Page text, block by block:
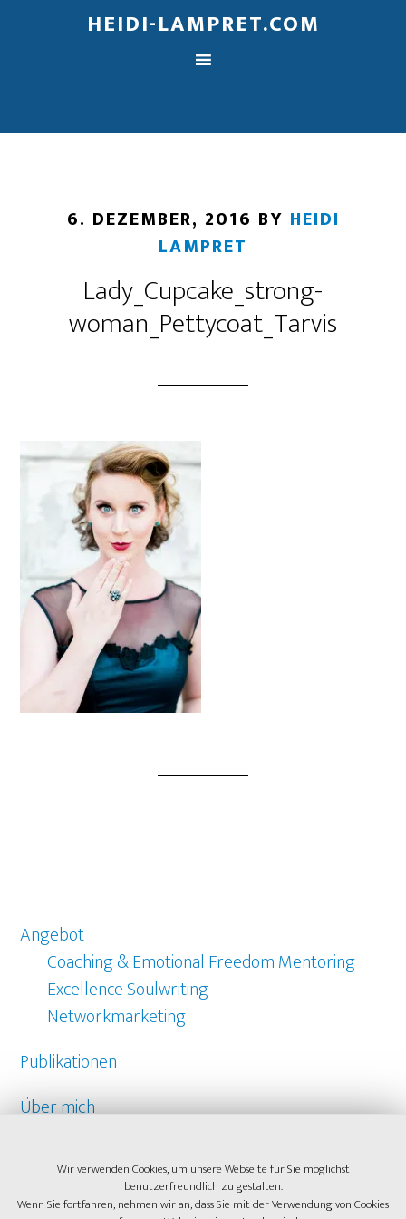
HEIDI-LAMPRET.COM
6. DEZEMBER, 2016 BY HEIDI
LAMPRET
Lady_Cupcake_strong-
woman_Pettycoat_Tarvis
Angebot
Coaching & Emotional Freedom Mentoring
Excellence Soulwriting
Networkmarketing
Publikationen
Über mich
Kontakt
Wir verwenden Cookies, um unsere Webseite für Sie möglichst
benutzerfreundlich zu gestalten.
Wenn Sie fortfahren, nehmen wir an, dass Sie mit der Verwendung von Cookies